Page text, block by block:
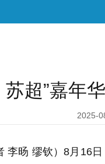
超”嘉年
2025-
李旸 缪钦）8月 16日